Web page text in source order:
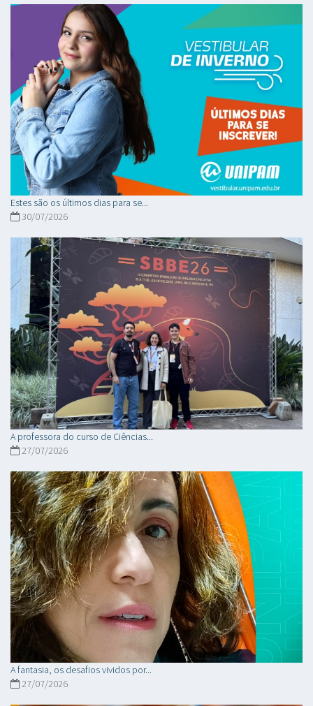
Estes são os últimos dias para se...
30/07/2026
A professora do curso de Ciências...
27/07/2026
A fantasia, os desafios vividos por...
27/07/2026